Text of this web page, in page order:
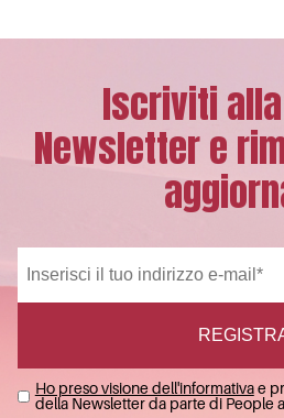
Iscriviti
Newsletter e
Ho preso visione dell'informativae
della Newsletter da parte di People